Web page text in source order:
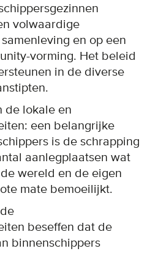
volwaardige
en op een
vorming. Het beleid
in de diverse
de lokale en
een belangrijke
is de schrapping
aanlegplaatsen wat
wereld en de eigen
mate bemoeilijkt.
beseffen dat de
binnenschippers